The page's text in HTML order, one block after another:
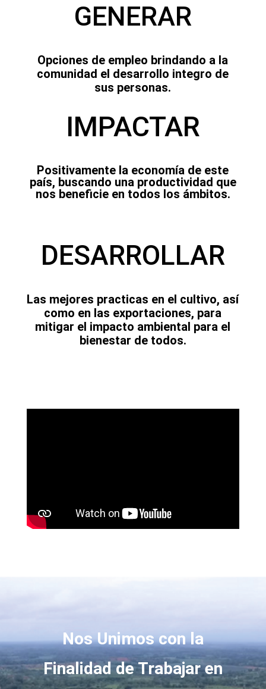
GENERAR
Opciones de empleo brindando a la
comunidad el desarrollo integro de
sus personas.
IMPACTAR
Positivamente la economía de este
país, buscando una productividad que
nos beneficie en todos los ámbitos.
DESARROLLAR
Las mejores practicas en el cultivo, así
como en las exportaciones, para
mitigar el impacto ambiental para el
bienestar de todos.
Nos Unimos con la
Finalidad de Trabajar en